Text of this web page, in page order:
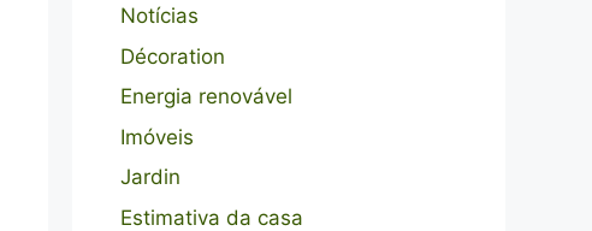
Notícias
Décoration
Energia renovável
Imóveis
Jardin
Estimativa da casa